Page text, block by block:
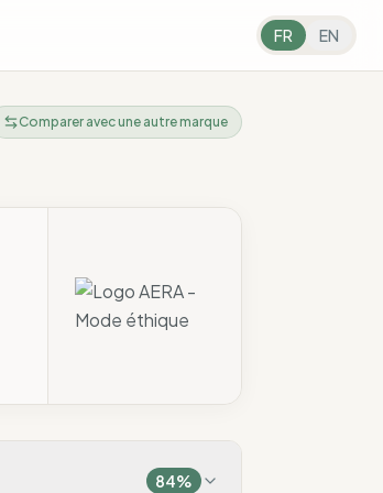
FR EN
Comparer avec une autre marque
84%